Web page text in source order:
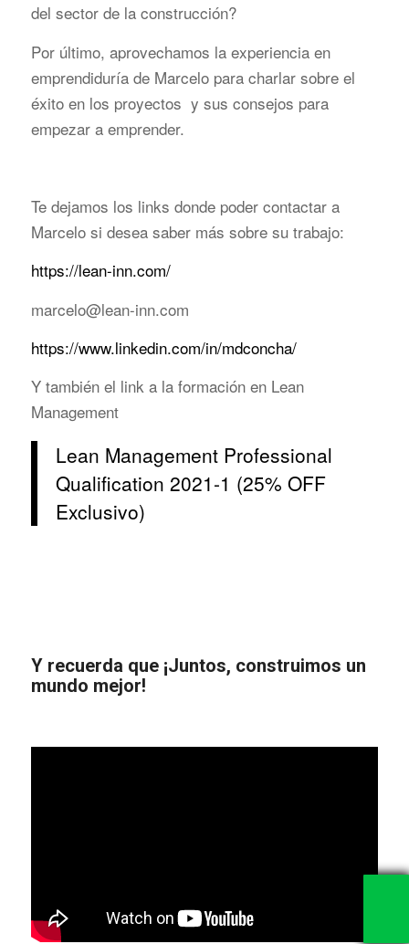
del sector de la construcción?
Por último, aprovechamos la experiencia en
emprendiduría de Marcelo para charlar sobre el
éxito en los proyectos y sus consejos para
empezar a emprender.
Te dejamos los links donde poder contactar a
Marcelo si desea saber más sobre su trabajo:
https://lean-inn.com/
marcelo@lean-inn.com
https://www.linkedin.com/in/mdconcha/
Y también el link a la formación en Lean
Management
Lean Management Professional
Qualification 2021-1 (25% OFF
Exclusivo)
Y recuerda que ¡Juntos, construimos un
mundo mejor!